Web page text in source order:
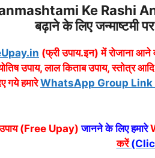
Ke Rashi
बढ़ाने के लिए जन्माष्टमी
(फ्री उपाय.इन) में रोजाना आने
उपाय, लाल किताब उपाय, स्तोत्र
गये हमारेWhatsApp Group Link
(Free Upay)जानने के लिए हमारे
करें